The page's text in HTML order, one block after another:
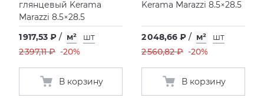
глянцевый Kerama
Marazzi 8.5×28.5
1 917,53 ₽ / м²
шт
2 397,11 ₽ -20%
В корзину
Kerama Marazzi 8.5×28.5
2 048,66 ₽ / м²
шт
2 560,82 ₽ -20%
В корзину